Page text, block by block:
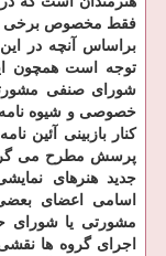
فقط مخصوص برخی
براساس آنچه در
توجه است همچون
شورای صنفی
خصوصی و شیوه
كنار بازبینی آئین
جدید هنرهای
اسامی اعضای
مشورتی یا شورای
اجرای گروه ها